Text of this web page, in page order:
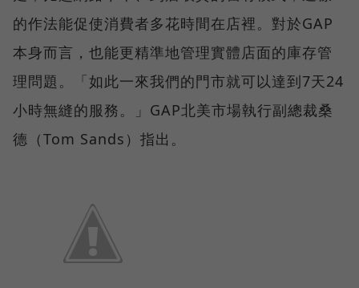
的作法能促使消費者多花時間在店裡。對於GAP
本身而言，也能更精準地管理實體店面的庫存管
理問題。「如此一來我們的門市就可以達到7天24
小時無縫的服務。」GAP北美市場執行副總裁桑
德（Tom Sands）指出。